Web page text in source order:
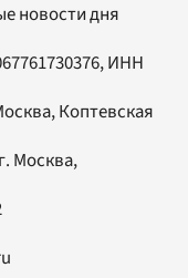
новости дня
ИНН
Коптевская
Москва,